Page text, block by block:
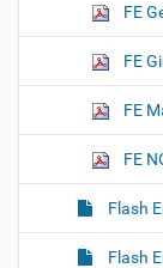
FE
FE
FE
FE
Flash
Flash